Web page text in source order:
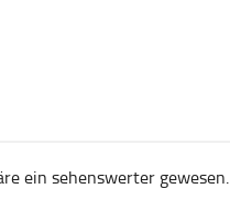
ein sehenswerter gewesen.